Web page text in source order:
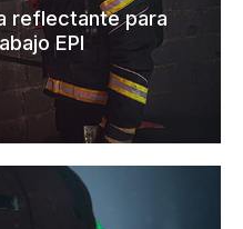
reflectante para
EPI